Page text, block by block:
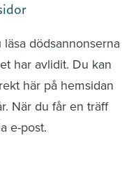
dödsannonserna
har avlidit. Du kan
här på hemsidan
När du får en träff
e-post.